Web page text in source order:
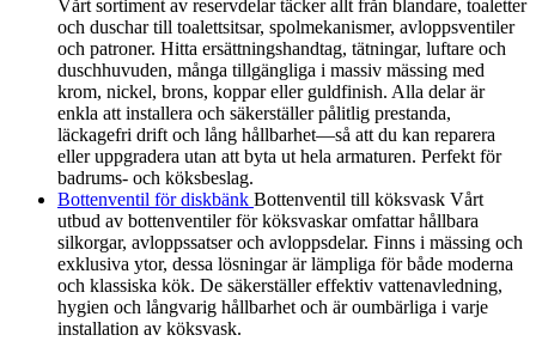
Vårt sortiment av reservdelar täcker allt från blandare, toaletter
och duschar till toalettsitsar, spolmekanismer, avloppsventiler
och patroner. Hitta ersättningshandtag, tätningar, luftare och
duschhuvuden, många tillgängliga i massiv mässing med
krom, nickel, brons, koppar eller guldfinish. Alla delar är
enkla att installera och säkerställer pålitlig prestanda,
läckagefri drift och lång hållbarhet—så att du kan reparera
eller uppgradera utan att byta ut hela armaturen. Perfekt för
badrums- och köksbeslag.
Bottenventil för diskbänk Bottenventil till köksvask Vårt
utbud av bottenventiler för köksvaskar omfattar hållbara
silkorgar, avloppssatser och avloppsdelar. Finns i mässing och
exklusiva ytor, dessa lösningar är lämpliga för både moderna
och klassiska kök. De säkerställer effektiv vattenavledning,
hygien och långvarig hållbarhet och är oumbärliga i varje
installation av köksvask.